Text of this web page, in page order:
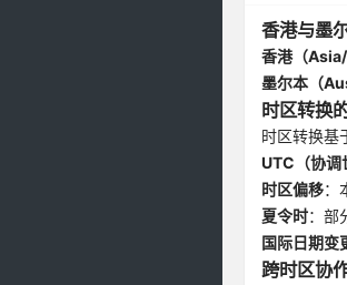
香港与墨
香港（
墨尔本（
时区转换
时区转换基
UTC（协调
时区偏移：
夏令时：部
国际日期变
跨时区协